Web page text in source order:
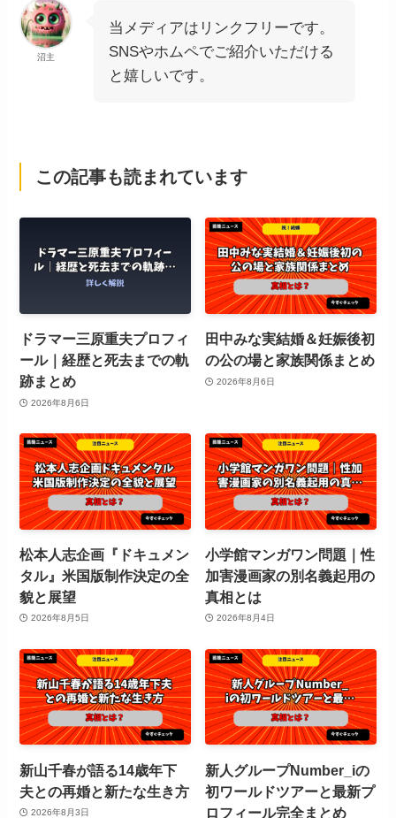
沼主
当メディアはリンクフリーです。
SNSやホムペでご紹介いただける
と嬉しいです。
この記事も読まれています
ドラマー三原重夫プロフィ
ール｜経歴と死去までの軌
跡まとめ
2026年8月6日
田中みな実結婚＆妊娠後初
の公の場と家族関係まとめ
2026年8月6日
松本人志企画『ドキュメン
タル』米国版制作決定の全
貌と展望
2026年8月5日
小学館マンガワン問題｜性
加害漫画家の別名義起用の
真相とは
2026年8月4日
新山千春が語る14歳年下
夫との再婚と新たな生き方
2026年8月3日
新人グループNumber_iの
初ワールドツアーと最新プ
ロフィール完全まとめ